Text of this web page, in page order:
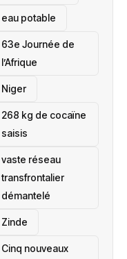
eau potable
63e Journée de
l’Afrique
‎Niger
268 kg de cocaïne
saisis
vaste réseau
transfrontalier
démantelé
Zinde
Cinq nouveaux